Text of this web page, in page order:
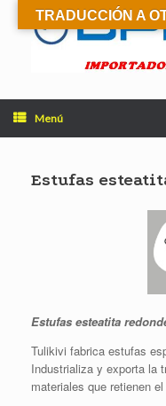
contenido
Menú
Estufas
Estufas esteatita
Tulikivi fabrica estufas
Industrializa y exporta la
materiales que retienen el
TRADUCCIÓN A